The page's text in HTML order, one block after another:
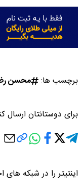
برچسب ها: محسن
برای دوستانتان ارسال
اینتیتر را در شبکه های